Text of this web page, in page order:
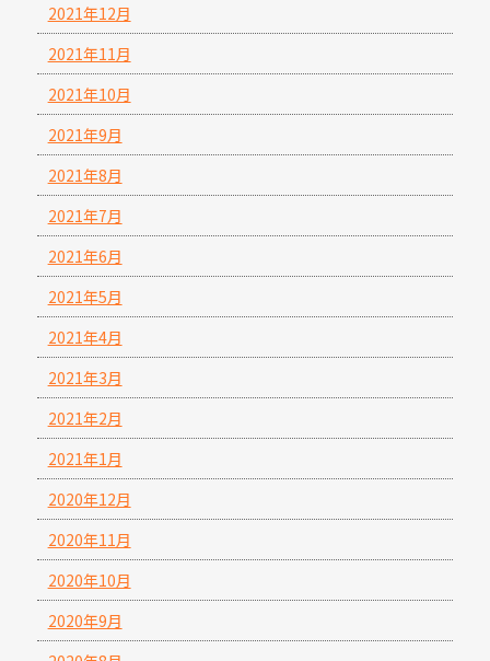
2021年12月
2021年11月
2021年10月
2021年9月
2021年8月
2021年7月
2021年6月
2021年5月
2021年4月
2021年3月
2021年2月
2021年1月
2020年12月
2020年11月
2020年10月
2020年9月